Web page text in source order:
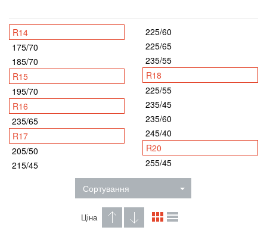
R14
175/70
185/70
R15
195/70
R16
235/65
R17
205/50
215/45
225/60
225/65
235/55
R18
225/55
235/45
235/60
245/40
R20
255/45
Сортування
Ціна